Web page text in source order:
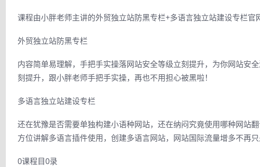
课程由小胖老师主讲的外贸独立站防黑专栏+多语言独立站建设专栏官
外贸独立站防黑专栏
内容简单易理解，手把手实操落网站安全等级立刻提升，为你网站安
刻提升，跟小胖老师手把手实操，再也不用担心被黑啦！
多语言独立站建设专栏
还在犹豫是否需要单独构建小语种网站，还在纳闷究竟使用哪种网站
方位讲解多语言插件使用，创建多语言网站，网站国际流量增多不再只
0课程目0录